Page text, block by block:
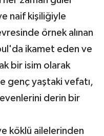
naif kişiliğiyle
örnek alınan
ikamet eden ve
bir isim olarak
genç yaştaki vefatı,
derin bir
köklü ailelerinden